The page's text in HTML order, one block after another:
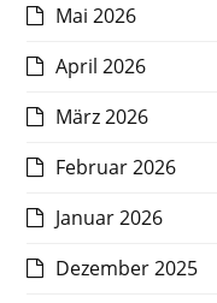
Mai 2026
April 2026
März 2026
Februar 2026
Januar 2026
Dezember 2025